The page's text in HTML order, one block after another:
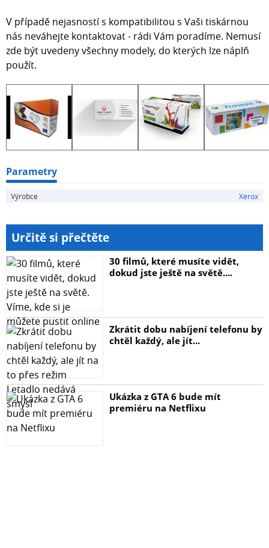
V případě nejasností s kompatibilitou s Vaši tiskárnou
nás neváhejte kontaktovat - rádi Vám poradíme. Nemusí
zde být uvedeny všechny modely, do kterých lze náplň
použít.
Parametry
Výrobce Xerox
Určitě si přečtěte
30 filmů, které musíte vidět,
dokud jste ještě na světě....
Zkrátit dobu nabíjení telefonu by
chtěl každý, ale jít...
Ukázka z GTA 6 bude mít
premiéru na Netflixu